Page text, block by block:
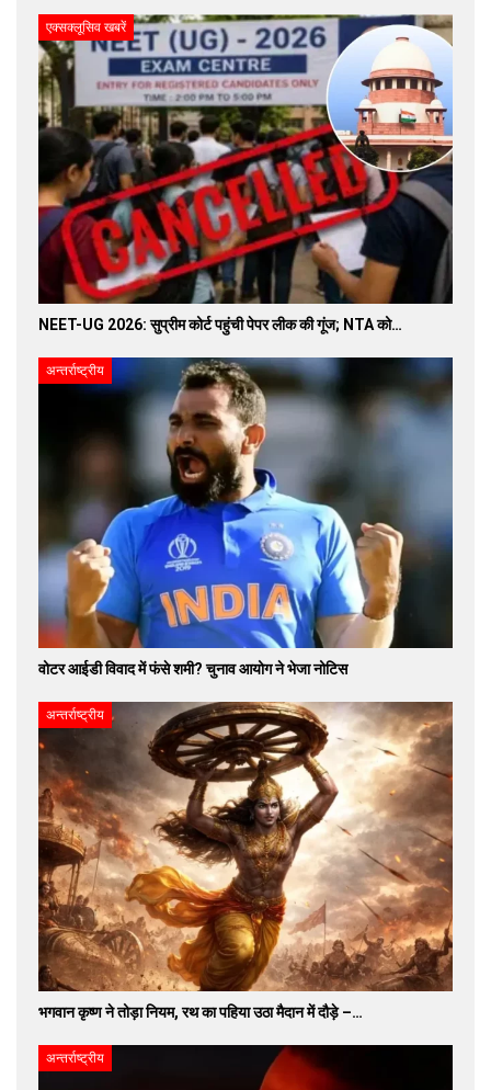
एक्सक्लूसिव खबरें
NEET-UG 2026: सुप्रीम कोर्ट पहुंची पेपर लीक की गूंज; NTA को…
अन्तर्राष्ट्रीय
वोटर आईडी विवाद में फंसे शमी? चुनाव आयोग ने भेजा नोटिस
अन्तर्राष्ट्रीय
भगवान कृष्ण ने तोड़ा नियम, रथ का पहिया उठा मैदान में दौड़े –…
अन्तर्राष्ट्रीय